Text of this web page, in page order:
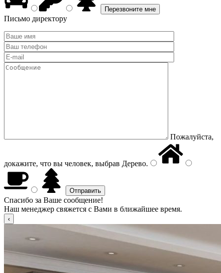
Письмо директору
Пожалуйста,
докажите, что вы человек, выбрав Дерево.
Спасибо за Ваше сообщение!
Наш менеджер свяжется с Вами в ближайшее время.